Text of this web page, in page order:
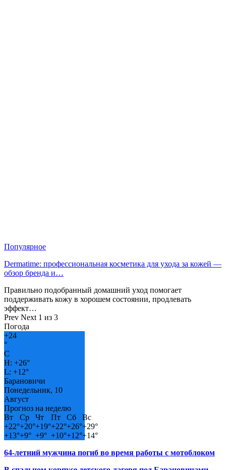
Популярное
Dermatime: профессиональная косметика для ухода за кожей —
обзор бренда и…
Правильно подобранный домашний уход помогает
поддерживать кожу в хорошем состоянии, продлевать
эффект…
Prev Next 1 из 3
Погода
+24
°
C
H: +26°
L: +12°
Барановичи
Понедельник, 10
Август
Прогноз на неделю
Вт
Ср Чт Пт Сб
Вс
+22°+20°+19°+22°+26°+29°
+13°+9° +9° +10°+12°+14°
64-летний мужчина погиб во время работы с мотоблоком